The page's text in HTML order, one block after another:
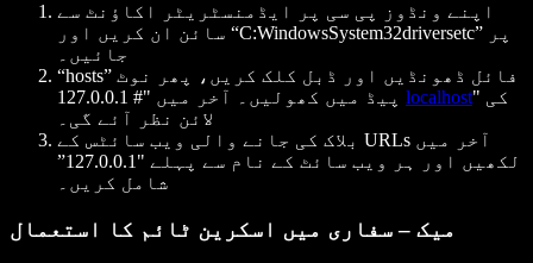
اپنے ونڈوز پی سی پر ایڈمنسٹریٹر اکاؤنٹ سے
سائن ان کریں اور “C:WindowsSystem32driversetc” پر
جائیں۔
“hosts” فائل ڈھونڈیں اور ڈبل کلک کریں، پھر نوٹ
localhost" کی
لائن نظر آئے گی۔
بلاک کی جانے والی ویب سائٹس کے URLs آخر میں
لکھیں اور ہر ویب سائٹ کے نام سے پہلے "127.0.0.1”
شامل کریں۔
میک – سفاری میں اسکرین ٹائم کا استعمال